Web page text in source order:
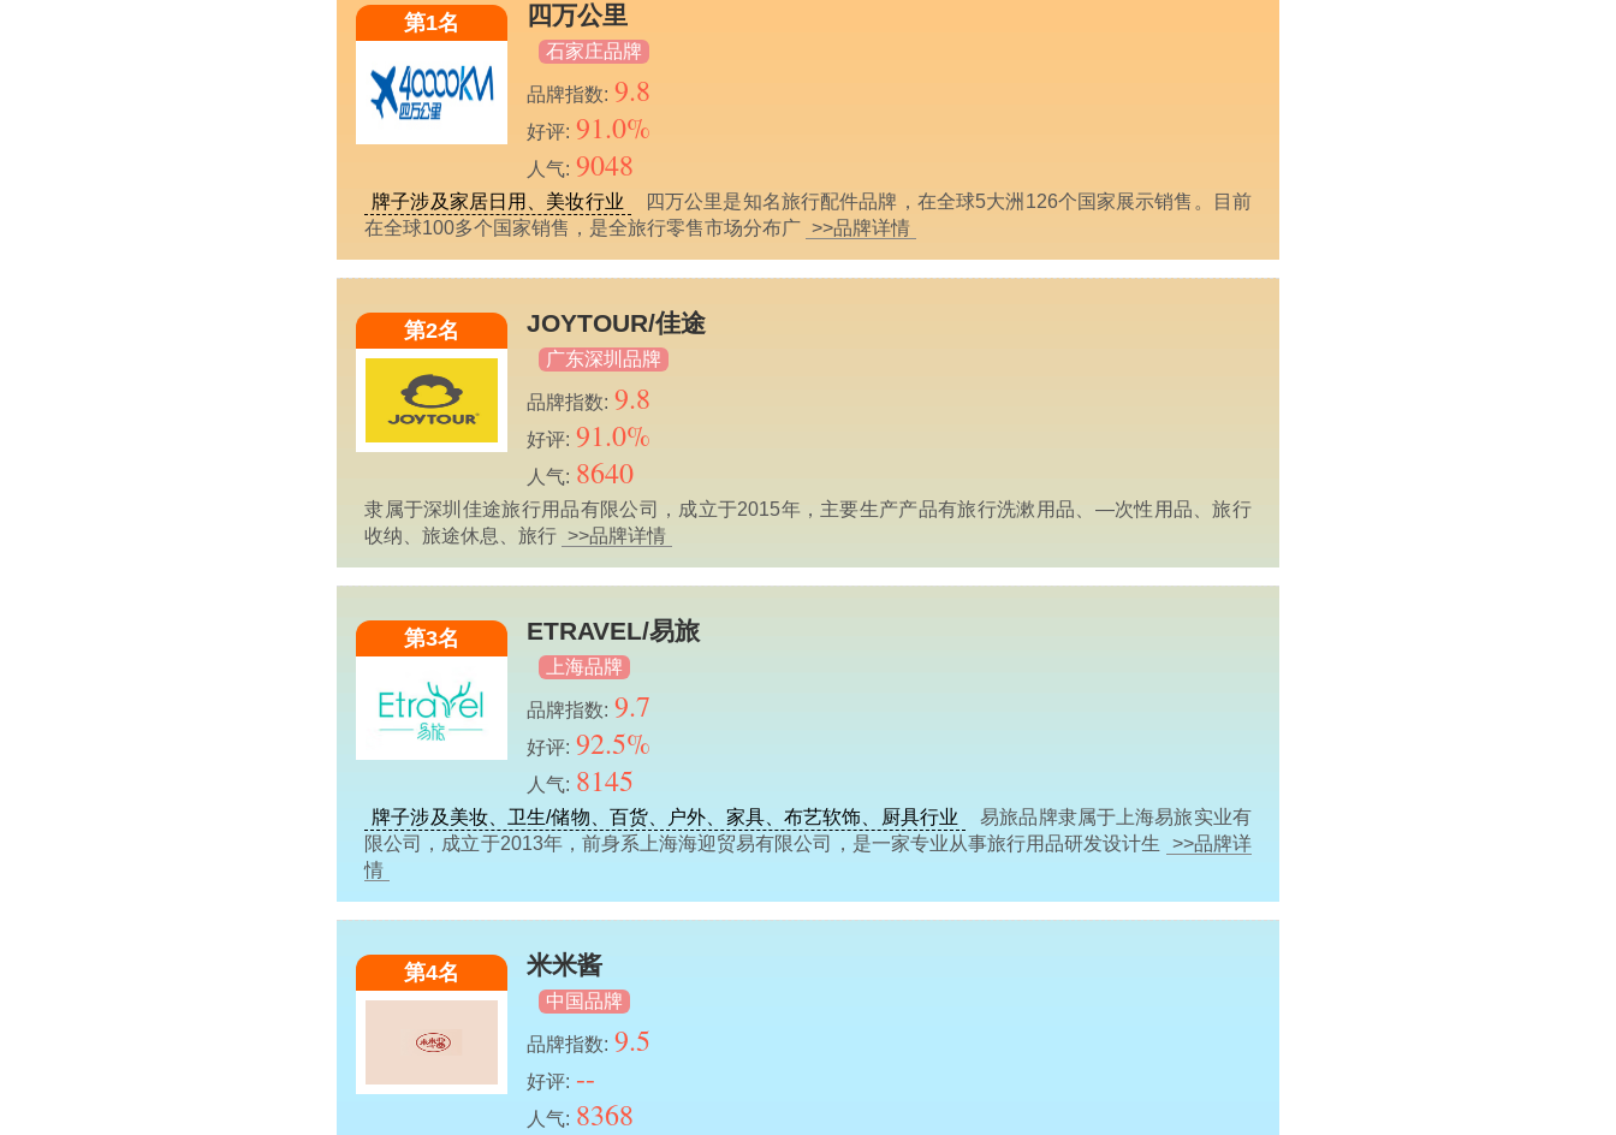
第1名 四万公里
石家庄品牌
品牌指数: 9.8
好评: 91.0%
人气: 9048
牌子涉及家居日用、美妆行业
四万公里是知名旅行配件品牌，在全球5大洲126个国家展示销售。目前
在全球100多个国家销售，是全旅行零售市场分布广 >>品牌详情
第2名 JOYTOUR/佳途
广东深圳品牌
品牌指数: 9.8
好评: 91.0%
人气: 8640
隶属于深圳佳途旅行用品有限公司，成立于2015年，主要生产产品有旅行洗漱用品、—次性用品、旅行
收纳、旅途休息、旅行 >>品牌详情
第3名 ETRAVEL/易旅
上海品牌
品牌指数: 9.7
好评: 92.5%
人气: 8145
牌子涉及美妆、卫生/储物、百货、户外、家具、布艺软饰、厨具行业
易旅品牌隶属于上海易旅实业有
限公司，成立于2013年，前身系上海海迎贸易有限公司，是一家专业从事旅行用品研发设计生
>>品牌详
情
第4名 米米酱
中国品牌
品牌指数: 9.5
好评: --
人气: 8368